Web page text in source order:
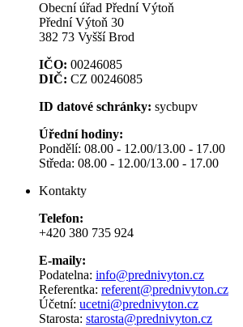
Obecní úřad Přední Výtoň
Přední Výtoň 30
382 73 Vyšší Brod
IČO: 00246085
DIČ: CZ 00246085
ID datové schránky: sycbupv
Úřední hodiny:
Pondělí: 08.00 - 12.00/13.00 - 17.00
Středa: 08.00 - 12.00/13.00 - 17.00
Kontakty
Telefon:
+420 380 735 924
E-maily:
Podatelna: info@prednivyton.cz
Referentka: referent@prednivyton.cz
Účetní: ucetni@prednivyton.cz
Starosta: starosta@prednivyton.cz